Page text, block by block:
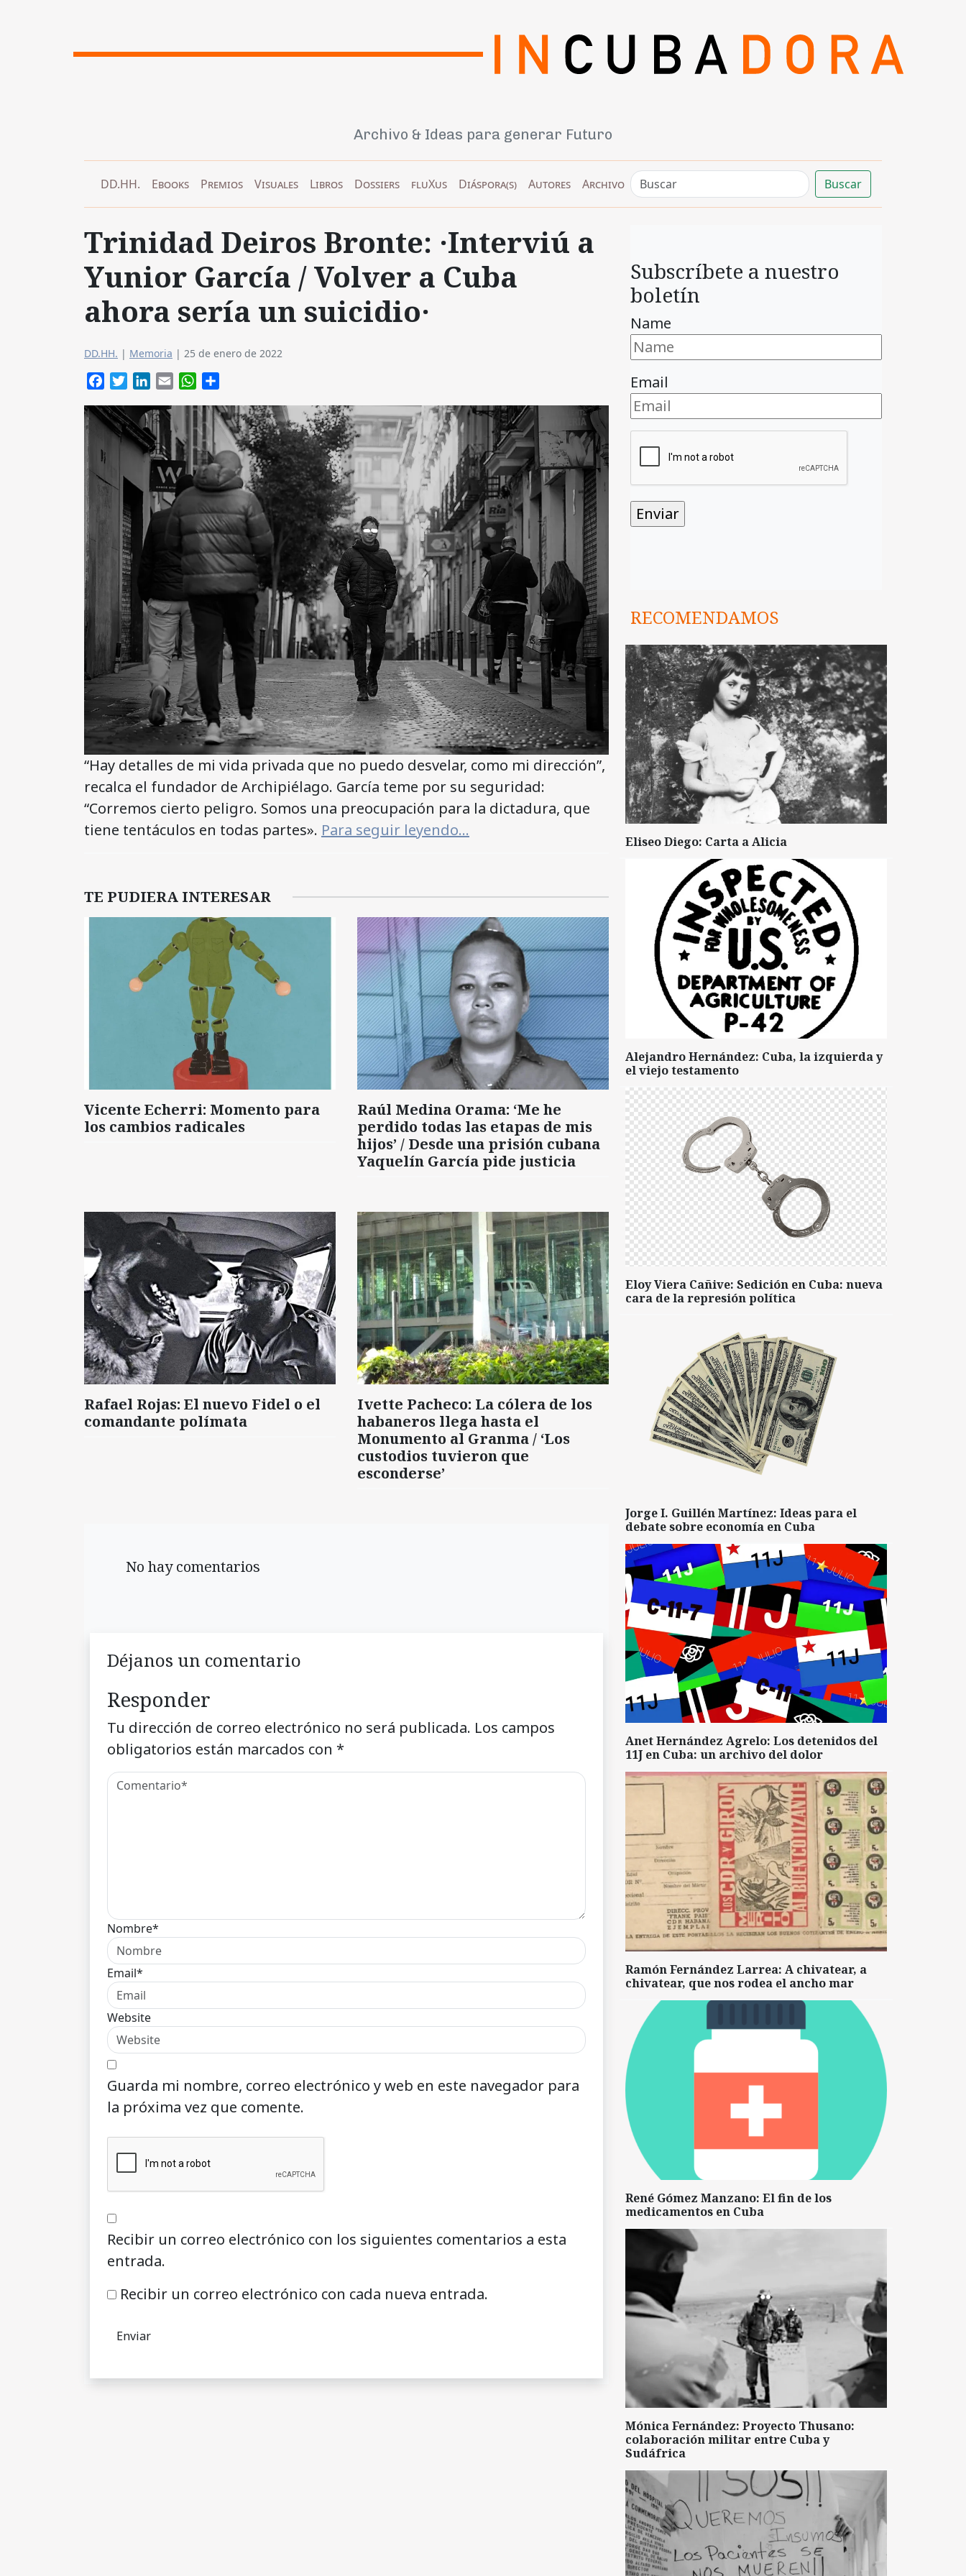
Archivo & Ideas para generar Futuro
DD.HH. Ebooks Premios Visuales Libros Dossiers fluXus Diáspora(s) Autores Archivo Buscar
Trinidad Deiros Bronte: ·Interviú a
Yunior García / Volver a Cuba
ahora sería un suicidio·
DD.HH. | Memoria | 25 de enero de 2022
FacebookTwitterLinkedIn
Email WhatsApp
“Hay detalles de mi vida privada que no puedo desvelar, como mi dirección”,
recalca el fundador de Archipiélago. García teme por su seguridad:
“Corremos cierto peligro. Somos una preocupación para la dictadura, que
tiene tentáculos en todas partes». Para seguir leyendo…
TE PUDIERA INTERESAR
Vicente Echerri: Momento para
los cambios radicales
Raúl Medina Orama: ‘Me he
perdido todas las etapas de mis
hijos’ / Desde una prisión cubana
Yaquelín García pide justicia
Rafael Rojas: El nuevo Fidel o el
comandante polímata
Ivette Pacheco: La cólera de los
habaneros llega hasta el
Monumento al Granma / ‘Los
custodios tuvieron que
esconderse’
No hay comentarios
Déjanos un comentario
Responder
Tu dirección de correo electrónico no será publicada. Los campos
obligatorios están marcados con *
Nombre*
Email*
Website
Guarda mi nombre, correo electrónico y web en este navegador para
la próxima vez que comente.
Recibir un correo electrónico con los siguientes comentarios a esta
entrada.
Recibir un correo electrónico con cada nueva entrada.
Subscríbete a nuestro
boletín
Name
Email
RECOMENDAMOS
Eliseo Diego: Carta a Alicia
Alejandro Hernández: Cuba, la izquierda y
el viejo testamento
Eloy Viera Cañive: Sedición en Cuba: nueva
cara de la represión política
Jorge I. Guillén Martínez: Ideas para el
debate sobre economía en Cuba
Anet Hernández Agrelo: Los detenidos del
11J en Cuba: un archivo del dolor
Ramón Fernández Larrea: A chivatear, a
chivatear, que nos rodea el ancho mar
René Gómez Manzano: El fin de los
medicamentos en Cuba
Mónica Fernández: Proyecto Thusano:
colaboración militar entre Cuba y
Sudáfrica